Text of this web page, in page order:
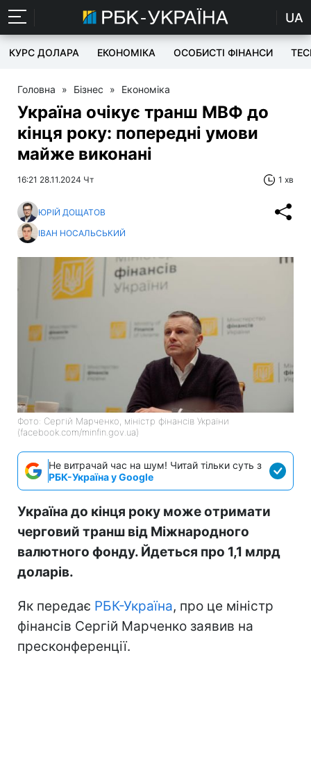
UA
КУРС ДОЛАРА ЕКОНОМІКА ОСОБИСТІ ФІНАНСИ
Головна » Бізнес » Економіка
Україна очікує транш МВФ до
кінця року: попередні умови
майже виконані
16:21 28.11.2024 Чт 1 хв
ЮРІЙ ДОЩАТОВ
ІВАН НОСАЛЬСЬКИЙ
Фото: Сергій Марченко, міністр фінансів України
(facebook.com/minfin.gov.ua)
Не витрачай час на шум! Читай тільки суть з
РБК-Україна у Google
Україна до кінця року може отримати
черговий транш від Міжнародного
валютного фонду. Йдеться про 1,1 млрд
доларів.
Як передає РБК-Україна, про це міністр
фінансів Сергій Марченко заявив на
пресконференції.